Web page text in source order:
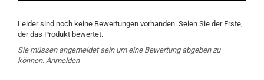
Leider sind noch keine Bewertungen vorhanden. Seien Sie der Erste,
der das Produkt bewertet.
Sie müssen angemeldet sein um eine Bewertung abgeben zu
können. Anmelden